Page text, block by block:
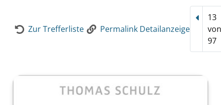
Zur Trefferliste Permalink Detailanzeige
13
von
97